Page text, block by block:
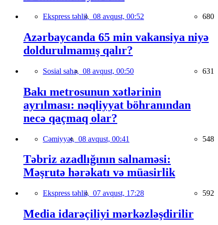
Ekspress təhlil, 08 avqust, 00:52 680
Azərbaycanda 65 min vakansiya niyə
doldurulmamış qalır?
Sosial sahə, 08 avqust, 00:50 631
Bakı metrosunun xətlərinin
ayrılması: nəqliyyat böhranından
necə qaçmaq olar?
Cəmiyyət, 08 avqust, 00:41 548
Təbriz azadlığının salnaməsi:
Məşrutə hərəkatı və müasirlik
Ekspress təhlil, 07 avqust, 17:28 592
Media idarəçiliyi mərkəzləşdirilir